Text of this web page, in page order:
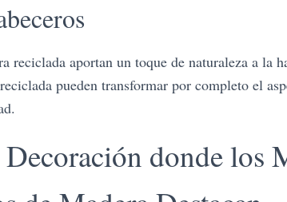
reciclada aportan un toque de naturaleza a la
pueden transformar por completo el
donde los